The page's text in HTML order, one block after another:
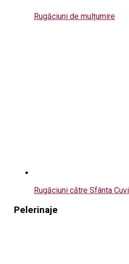
Rugăciuni de mulțumire
Rugăciuni către Sfânta
Pelerinaje